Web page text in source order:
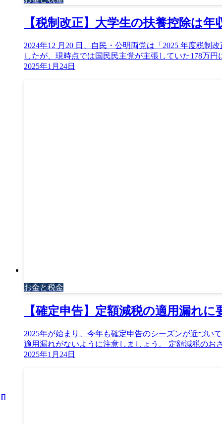
【税制改正】大学生の扶養控除は年
2024年12 月20 日、自民・公明両党は「2025 年度税制
したが、現時点では国民民主党が主張していた178万
2025年1月24日
お金と税金
【確定申告】定額減税の適用漏れに
2025年が始まり、今年も確定申告のシーズンが近づい
適用漏れがないように注意しましょう。 定額減税のお
2025年1月24日